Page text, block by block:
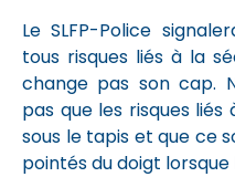
Le SLFP-Police
tous risques liés à la
change pas son cap.
pas que les risques
sous le tapis et que ce
pointés du doigt